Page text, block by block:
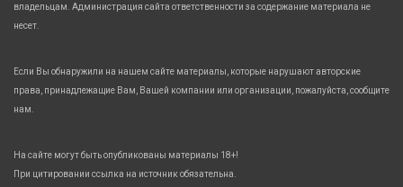
владельцам. Администрация сайта ответственности за содержание материала не
несет.
Если Вы обнаружили на нашем сайте материалы, которые нарушают авторские
права, принадлежащие Вам, Вашей компании или организации, пожалуйста, сообщите
нам.
На сайте могут быть опубликованы материалы 18+!
При цитировании ссылка на источник обязательна.